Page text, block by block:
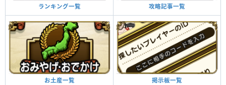
ランキング一覧 攻略記事一覧
お土産一覧 掲示板一覧